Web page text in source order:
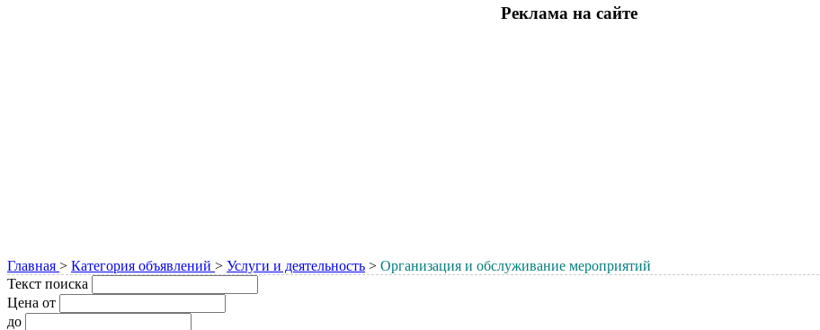
Реклама на сайте
Главная > Категория объявлений > Услуги и деятельность > Организация и обслуживание мероприятий
Текст поиска
Цена от
до